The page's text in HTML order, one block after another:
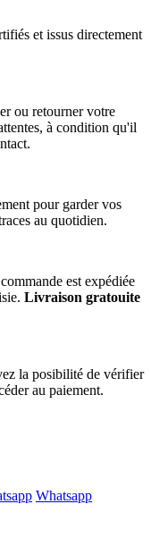
et issus directement
ou retourner votre
à condition qu'il
pour garder vos
au quotidien.
est expédiée
Livraison gratouite
la posibilité de vérifier
au paiement.
Whatsapp